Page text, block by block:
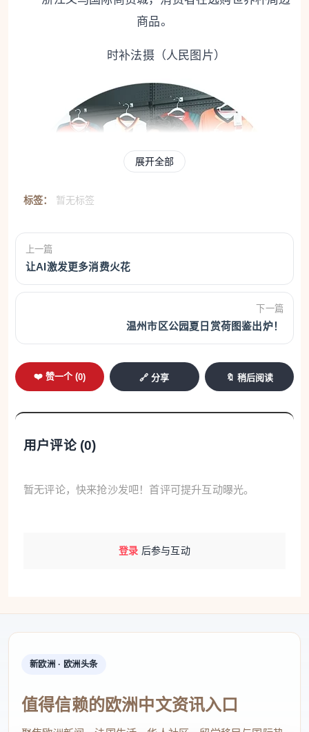
商品。
时补法摄（人民图片）
浙江杭州2026世界杯主题快闪店，顾客在选购文
创产品。
行。观察身边，世界杯的元素无处不在：电梯广告滚
世界杯激战正酣，观赛热情带动夜间消费井喷，
展开全部
标签： 暂无标签
上一篇
让AI激发更多消费火花
下一篇
温州市区公园夏日赏荷图鉴出炉！
❤️ 赞一个 (0) 🔗 分享 🔖 稍后阅读
用户评论 (0)
暂无评论，快来抢沙发吧！首评可提升互动曝光。
登录 后参与互动
新欧洲 · 欧洲头条
值得信赖的欧洲中文资讯入口